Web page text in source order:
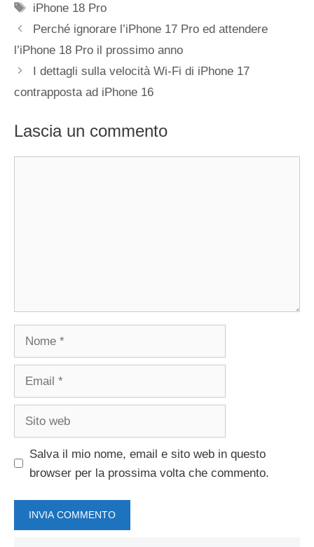
Tag
iPhone 18 Pro
Perché ignorare l’iPhone 17 Pro ed attendere
l’iPhone 18 Pro il prossimo anno
I dettagli sulla velocità Wi-Fi di iPhone 17
contrapposta ad iPhone 16
Lascia un commento
Nome
Email
Sito
Salva il mio nome, email e sito web in questo
browser per la prossima volta che commento.